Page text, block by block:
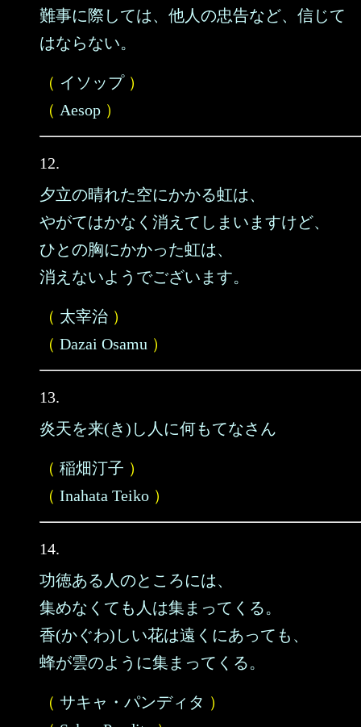
難事に際しては、他人の忠告など、信じて
はならない。
（ イソップ）
（ Aesop ）
12.
夕立の晴れた空にかかる虹は、
やがてはかなく消えてしまいますけど、
ひとの胸にかかった虹は、
消えないようでございます。
（ 太宰治 ）
（ Dazai Osamu ）
13.
炎天を来(き)し人に何もてなさん
（ 稲畑汀子 ）
（ Inahata Teiko ）
14.
功徳ある人のところには、
集めなくても人は集まってくる。
香(かぐわ)しい花は遠くにあっても、
蜂が雲のように集まってくる。
（ サキャ・パンディタ ）